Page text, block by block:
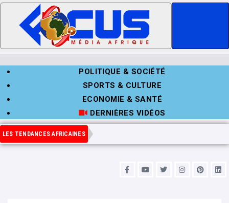
POLITIQUE & SOCIÉTÉ
SPORTS & CULTURE
ECONOMIE & SANTÉ
DERNIÈRES VIDÉOS
LES TENDANCES AFRICAINES